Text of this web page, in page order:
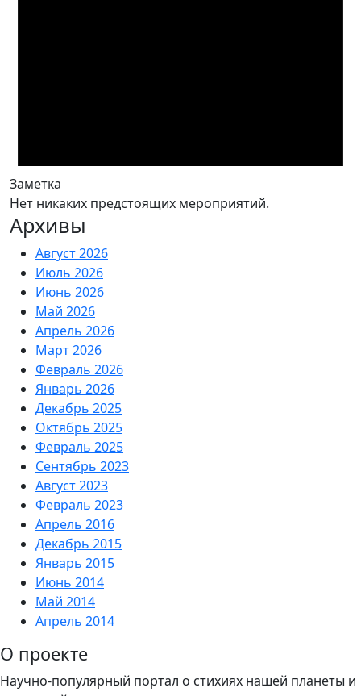
Заметка
Нет никаких предстоящих мероприятий.
Архивы
Август 2026
Июль 2026
Июнь 2026
Май 2026
Апрель 2026
Март 2026
Февраль 2026
Январь 2026
Декабрь 2025
Октябрь 2025
Февраль 2025
Сентябрь 2023
Август 2023
Февраль 2023
Апрель 2016
Декабрь 2015
Январь 2015
Июнь 2014
Май 2014
Апрель 2014
О проекте
Научно-популярный портал о стихиях нашей планеты и